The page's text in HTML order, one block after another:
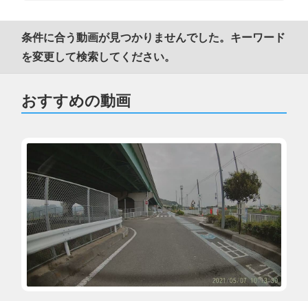
条件に合う動画が見つかりませんでした。キーワード
を変更して検索してください。
おすすめの動画